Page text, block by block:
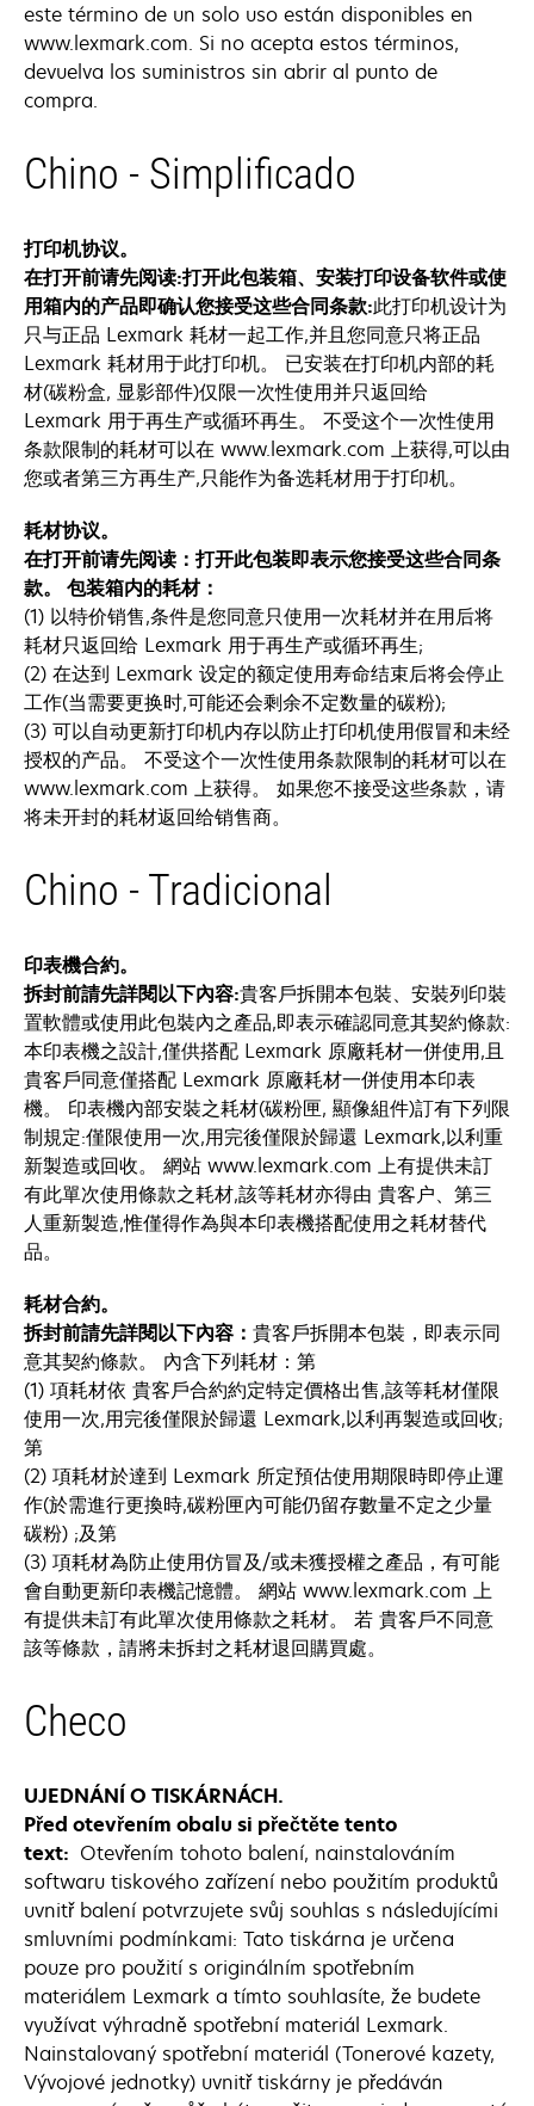
este término de un solo uso están disponibles en
www.lexmark.com. Si no acepta estos términos,
devuelva los suministros sin abrir al punto de
compra.
Chino - Simplificado
打印机协议。
在打开前请先阅读:打开此包装箱、安装打印设备软件或使
用箱内的产品即确认您接受这些合同条款:此打印机设计为
只与正品 Lexmark 耗材一起工作,并且您同意只将正品
Lexmark 耗材用于此打印机。 已安装在打印机内部的耗
材(碳粉盒, 显影部件)仅限一次性使用并只返回给
Lexmark 用于再生产或循环再生。 不受这个一次性使用
条款限制的耗材可以在 www.lexmark.com 上获得,可以由
您或者第三方再生产,只能作为备选耗材用于打印机。
耗材协议。
在打开前请先阅读：打开此包装即表示您接受这些合同条
款。 包装箱内的耗材：
(1) 以特价销售,条件是您同意只使用一次耗材并在用后将
耗材只返回给 Lexmark 用于再生产或循环再生;
(2) 在达到 Lexmark 设定的额定使用寿命结束后将会停止
工作(当需要更换时,可能还会剩余不定数量的碳粉);
(3) 可以自动更新打印机内存以防止打印机使用假冒和未经
授权的产品。 不受这个一次性使用条款限制的耗材可以在
www.lexmark.com 上获得。 如果您不接受这些条款，请
将未开封的耗材返回给销售商。
Chino - Tradicional
印表機合約。
拆封前請先詳閱以下內容:貴客戶拆開本包裝、安裝列印裝
置軟體或使用此包裝內之產品,即表示確認同意其契約條款:
本印表機之設計,僅供搭配 Lexmark 原廠耗材一併使用,且
貴客戶同意僅搭配 Lexmark 原廠耗材一併使用本印表
機。 印表機內部安裝之耗材(碳粉匣, 顯像組件)訂有下列限
制規定:僅限使用一次,用完後僅限於歸還 Lexmark,以利重
新製造或回收。 網站 www.lexmark.com 上有提供未訂
有此單次使用條款之耗材,該等耗材亦得由 貴客户、第三
人重新製造,惟僅得作為與本印表機搭配使用之耗材替代
品。
耗材合約。
拆封前請先詳閱以下內容： 貴客戶拆開本包裝，即表示同
意其契約條款。 內含下列耗材：第
(1) 項耗材依 貴客戶合約約定特定價格出售,該等耗材僅限
使用一次,用完後僅限於歸還 Lexmark,以利再製造或回收;
第
(2) 項耗材於達到 Lexmark 所定預估使用期限時即停止運
作(於需進行更換時,碳粉匣內可能仍留存數量不定之少量
碳粉) ;及第
(3) 項耗材為防止使用仿冒及/或未獲授權之產品，有可能
會自動更新印表機記憶體。 網站 www.lexmark.com 上
有提供未訂有此單次使用條款之耗材。 若 貴客戶不同意
該等條款，請將未拆封之耗材退回購買處。
Checo
UJEDNÁNÍ O TISKÁRNÁCH.
Před otevřením obalu si přečtěte tento
text: Otevřením tohoto balení, nainstalováním
softwaru tiskového zařízení nebo použitím produktů
uvnitř balení potvrzujete svůj souhlas s následujícími
smluvními podmínkami: Tato tiskárna je určena
pouze pro použití s originálním spotřebním
materiálem Lexmark a tímto souhlasíte, že budete
využívat výhradně spotřební materiál Lexmark.
Nainstalovaný spotřební materiál (Tonerové kazety,
Vývojové jednotky) uvnitř tiskárny je předáván